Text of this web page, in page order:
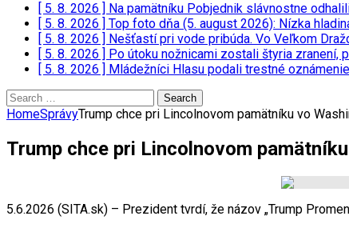
[ 5. 8. 2026 ] Na pamätníku Pobjednik slávnostne
[ 5. 8. 2026 ] Top foto dňa (5. august 2026): Nízka
[ 5. 8. 2026 ] Nešťastí pri vode pribúda. Vo Veľkom
[ 5. 8. 2026 ] Po útoku nožnicami zostali štyria zranení,
[ 5. 8. 2026 ] Mládežníci Hlasu podali trestné
Search
for:
HomeSprávyTrump chce pri Lincolnovom pamätníku vo
Trump chce pri Lincolnovom
5.6.2026 (SITA.sk) – Prezident tvrdí, že názov „Trump